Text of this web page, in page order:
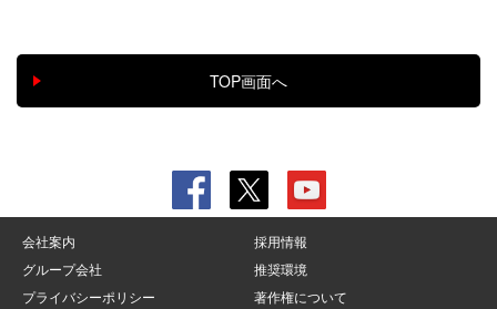
会社案内
採用情報
グループ会社
推奨環境
プライバシーポリシー
著作権について